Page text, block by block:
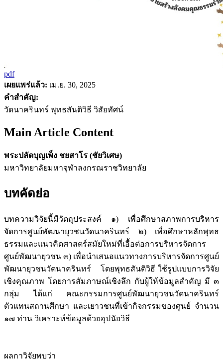
pdf
เผยแพร่แล้ว: เม.ย. 30, 2025
คำสำคัญ:
วัดนาครินทร์ พุทธสันติวิธี วิสัยทัศน์
Main Article Content
พระปลัดบุญเพ็ง ชยสาโร (ชัยวิเศษ)
มหาวิทยาลัยมหาจุฬาลงกรณราชวิทยาลัย
บทคัดย่อ
บทความวิจัยนี้มีวัตถุประสงค์ ๑) เพื่อศึกษาสภาพการบริหาร
จัดการศูนย์พัฒนายุวชนวัดนาครินทร์ ๒) เพื่อศึกษาหลักพุทธ
ธรรมและแนวคิดศาสตร์สมัยใหม่ที่เอื้อต่อการบริหารจัดการ
ศูนย์พัฒนายุวชน ๓) เพื่อนำเสนอแนวทางการบริหารจัดการศูนย์
พัฒนายุวชนวัดนาครินทร์ โดยพุทธสันติวิธี ใช้รูปแบบการวิจัย
เชิงคุณภาพ โดยการสัมภาษณ์เชิงลึก กับผู้ให้ข้อมูลสำคัญ มี ๓
กลุ่ม ได้แก่ คณะกรรมการศูนย์พัฒนายุวชนวัดนาครินทร์
ตัวแทนสถานศึกษา และเยาวชนที่เข้ากิจกรรมของศูนย์ จำนวน
๑๗ ท่าน วิเคราะห์ข้อมูลด้วยอุปนัยวิธี
ผลกาวิจัยพบว่า